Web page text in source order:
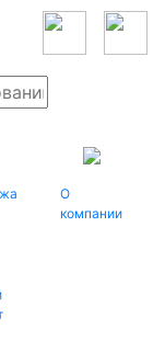
О
компании